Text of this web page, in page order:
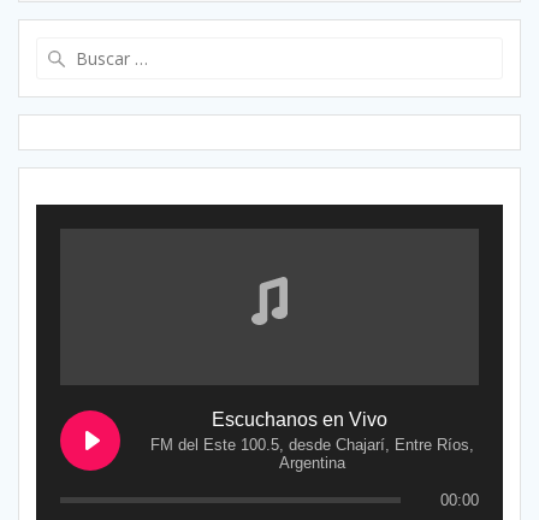
Escuchanos en Vivo
FM del Este 100.5, desde Chajarí, Entre Ríos,
Argentina
00:00